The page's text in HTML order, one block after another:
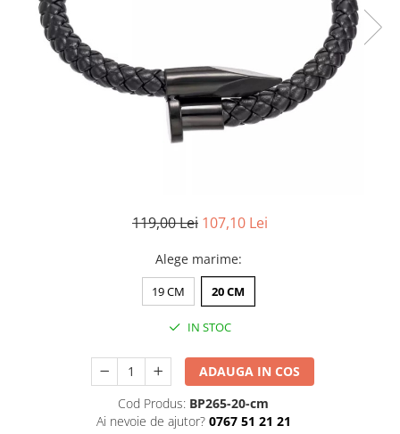
CERCEI
CEASURI DAMA
119,00 Lei 107,10 Lei
Alege marime:
19 CM 20 CM
IN STOC
ADAUGA IN COS
Cod Produs: BP265-20-cm
Ai nevoie de ajutor? 0767 51 21 21